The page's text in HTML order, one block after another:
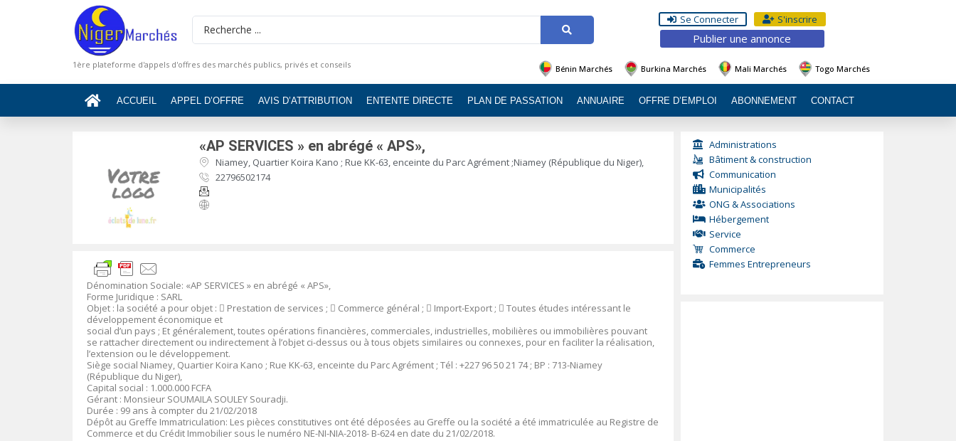
Se Connecter S'inscrire
Publier une annonce
1ère plateforme d'appels d'offres des marchés publics, privés et conseils Bénin Marchés Burkina Marchés Mali Marchés Togo Marchés
ACCUEIL APPEL D’OFFRE AVIS D’ATTRIBUTION ENTENTE DIRECTE PLAN DE PASSATION ANNUAIRE OFFRE D’EMPLOI ABONNEMENT CONTACT
«AP SERVICES » en abrégé « APS»,
Niamey, Quartier Koira Kano ; Rue KK-63, enceinte du Parc Agrément ;Niamey (République du Niger),
22796502174
Dénomination Sociale: «AP SERVICES » en abrégé « APS»,
Forme Juridique : SARL
Objet : la société a pour objet :  Prestation de services ;  Commerce général ;  Import-Export ;  Toutes études intéressant le
développement économique et
social d’un pays ; Et généralement, toutes opérations financières, commerciales, industrielles, mobilières ou immobilières pouvant
se rattacher directement ou indirectement à l’objet ci-dessus ou à tous objets similaires ou connexes, pour en faciliter la réalisation,
l’extension ou le développement.
Siège social Niamey, Quartier Koira Kano ; Rue KK-63, enceinte du Parc Agrément ; Tél : +227 96 50 21 74 ; BP : 713-Niamey
(République du Niger),
Capital social : 1.000.000 FCFA
Gérant : Monsieur SOUMAILA SOULEY Souradji.
Durée : 99 ans à compter du 21/02/2018
Dépôt au Greffe Immatriculation: Les pièces constitutives ont été déposées au Greffe ou la société a été immatriculée au Registre de
Commerce et du Crédit Immobilier sous le numéro NE-NI-NIA-2018- B-624 en date du 21/02/2018.
Administrations
Bâtiment & construction
Communication
Municipalités
ONG & Associations
Hébergement
Service
Commerce
Femmes Entrepreneurs